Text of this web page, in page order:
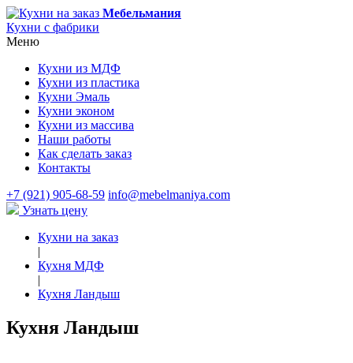
Мебельмания
Кухни с фабрики
Меню
Кухни из МДФ
Кухни из пластика
Кухни Эмаль
Кухни эконом
Кухни из массива
Наши работы
Как сделать заказ
Контакты
+7 (921) 905-68-59 info@mebelmaniya.com
Узнать цену
Кухни на заказ
|
Кухня МДФ
|
Кухня Ландыш
Кухня Ландыш